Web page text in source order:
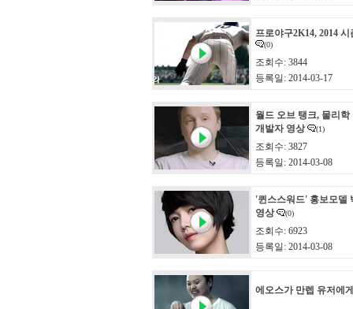
프로야구2K14, 2014
(0)
조회수: 3844
등록일: 2014-03-17
월드 오브 탱크, 물리학
개발자 영상
(1)
조회수: 3827
등록일: 2014-03-08
'퀸스스워드' 홍보모델
영상
(0)
조회수: 6923
등록일: 2014-03-08
에오스가 만렙 유저에